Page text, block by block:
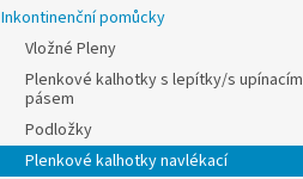
Inkontinenční pomůcky
Vložné Pleny
Plenkové kalhotky s lepítky/s upínacím
pásem
Podložky
Plenkové kalhotky navlékací